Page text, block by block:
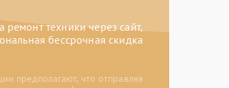
техники через сайт,
бессрочная скидка
предполагают, что отправляя